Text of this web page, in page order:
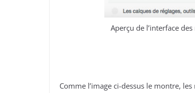
Aperçu de l’interface
Comme l’image ci-dessus le montre,